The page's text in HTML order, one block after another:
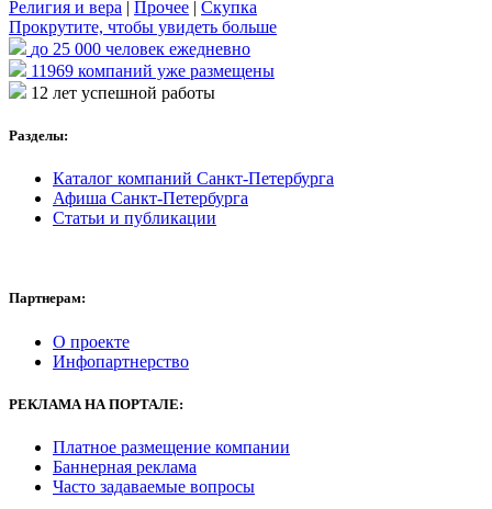
Религия и вера | Прочее | Скупка
Прокрутите, чтобы увидеть больше
до 25 000 человек ежедневно
11969 компаний уже размещены
12 лет успешной работы
Разделы:
Каталог компаний Санкт-Петербурга
Афиша Санкт-Петербурга
Статьи и публикации
Партнерам:
О проекте
Инфопартнерство
РЕКЛАМА НА ПОРТАЛЕ:
Платное размещение компании
Баннерная реклама
Часто задаваемые вопросы